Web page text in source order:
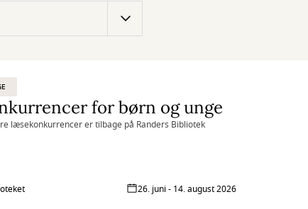
for børn og unge
læsekonkurrencer er tilbage på Randers Bibliotek
26. juni - 14. august 2026